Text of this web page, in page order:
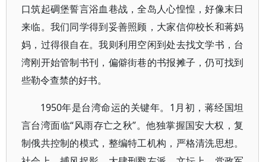
口筑起碉堡誓言浴血巷战，全岛人心惶惶，好像末日
来临。我们同学得到妥善照顾，大家信仰校长和蒋妈
妈，过得很自在。我则利用空闲到处去找文学书，台
湾刚开始管制书刊，偏僻街巷的书报摊子，仍可找到
些勒令查禁的好书。
1950年是台湾命运的关键年。1月初，蒋经国坦
言台湾面临“风雨存亡之秋”。他独掌握国安大权，复
制俄共控制的模式，整编特工机构，严格清洗思想。